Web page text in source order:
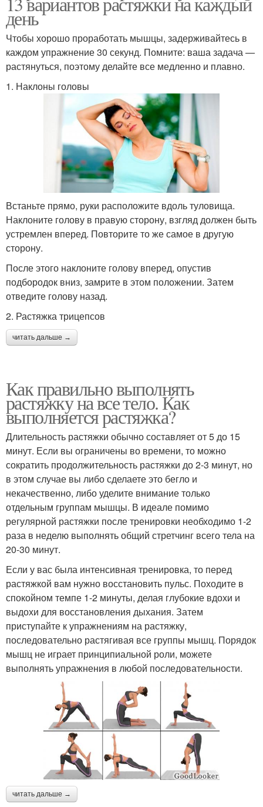
день
Чтобы хорошо проработать мышцы, задерживайтесь в
каждом упражнение 30 секунд. Помните: ваша задача —
растянуться, поэтому делайте все медленно и плавно.
1. Наклоны головы
Встаньте прямо, руки расположите вдоль туловища.
Наклоните голову в правую сторону, взгляд должен быть
устремлен вперед. Повторите то же самое в другую
сторону.
После этого наклоните голову вперед, опустив
подбородок вниз, замрите в этом положении. Затем
отведите голову назад.
2. Растяжка трицепсов
читать дальше →
Как правильно выполнять
растяжку на все тело. Как
выполняется растяжка?
Длительность растяжки обычно составляет от 5 до 15
минут. Если вы ограничены во времени, то можно
сократить продолжительность растяжки до 2-3 минут, но
в этом случае вы либо сделаете это бегло и
некачественно, либо уделите внимание только
отдельным группам мышцы. В идеале помимо
регулярной растяжки после тренировки необходимо 1-2
раза в неделю выполнять общий стретчинг всего тела на
20-30 минут.
Если у вас была интенсивная тренировка, то перед
растяжкой вам нужно восстановить пульс. Походите в
спокойном темпе 1-2 минуты, делая глубокие вдохи и
выдохи для восстановления дыхания. Затем
приступайте к упражнениям на растяжку,
последовательно растягивая все группы мышц. Порядок
мышц не играет принципиальной роли, можете
выполнять упражнения в любой последовательности.
читать дальше →